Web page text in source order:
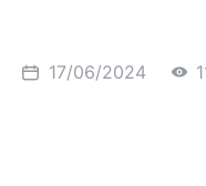
17/06/2024